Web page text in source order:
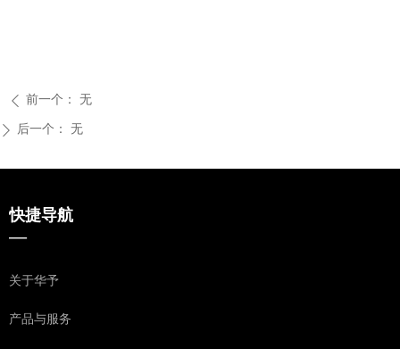
ꄴ 前一个： 无
ꄲ 后一个： 无
关于华予
产品与服务
快捷导航
—